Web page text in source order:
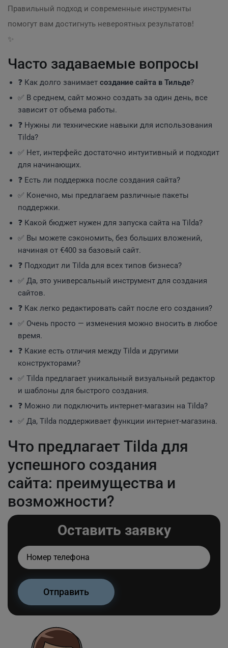
Правильный подход и современные инструменты
помогут вам достигнуть невероятных результатов!
✨
Часто задаваемые вопросы
❓ Как долго занимает создание сайта в Тильде?
✅ В среднем, сайт можно создать за один день, все
зависит от объема работы.
❓ Нужны ли технические навыки для использования
Tilda?
✅ Нет, интерфейс достаточно интуитивный и подходит
для начинающих.
❓ Есть ли поддержка после создания сайта?
✅ Конечно, мы предлагаем различные пакеты
поддержки.
❓ Какой бюджет нужен для запуска сайта на Tilda?
✅ Вы можете сэкономить, без больших вложений,
начиная от €400 за базовый сайт.
❓ Подходит ли Tilda для всех типов бизнеса?
✅ Да, это универсальный инструмент для создания
сайтов.
❓ Как легко редактировать сайт после его создания?
✅ Очень просто — изменения можно вносить в любое
время.
❓ Какие есть отличия между Tilda и другими
конструкторами?
✅ Tilda предлагает уникальный визуальный редактор
и шаблоны для быстрого создания.
❓ Можно ли подключить интернет-магазин на Tilda?
✅ Да, Tilda поддерживает функции интернет-магазина.
Что предлагает Tilda для
успешного создания
сайта: преимущества и
возможности?
Оставить заявку